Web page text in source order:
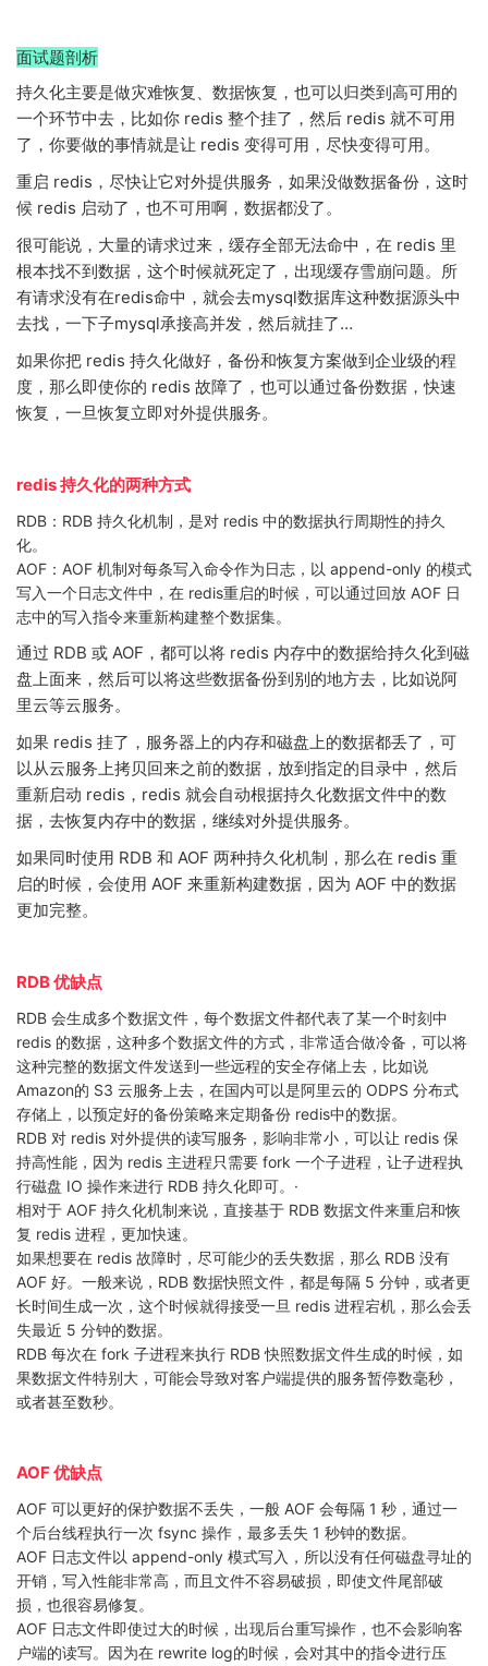
面试题剖析
持久化主要是做灾难恢复、数据恢复，也可以归类到高可用的
一个环节中去，比如你 redis 整个挂了，然后 redis 就不可用
了，你要做的事情就是让 redis 变得可用，尽快变得可用。
重启 redis，尽快让它对外提供服务，如果没做数据备份，这时
候 redis 启动了，也不可用啊，数据都没了。
很可能说，大量的请求过来，缓存全部无法命中，在 redis 里
根本找不到数据，这个时候就死定了，出现缓存雪崩问题。所
有请求没有在redis命中，就会去mysql数据库这种数据源头中
去找，一下子mysql承接高并发，然后就挂了…
如果你把 redis 持久化做好，备份和恢复方案做到企业级的程
度，那么即使你的 redis 故障了，也可以通过备份数据，快速
恢复，一旦恢复立即对外提供服务。
redis 持久化的两种方式
RDB：RDB 持久化机制，是对 redis 中的数据执行周期性的持久
化。
AOF：AOF 机制对每条写入命令作为日志，以 append-only 的模式
写入一个日志文件中，在 redis重启的时候，可以通过回放 AOF 日
志中的写入指令来重新构建整个数据集。
通过 RDB 或 AOF，都可以将 redis 内存中的数据给持久化到磁
盘上面来，然后可以将这些数据备份到别的地方去，比如说阿
里云等云服务。
如果 redis 挂了，服务器上的内存和磁盘上的数据都丢了，可
以从云服务上拷贝回来之前的数据，放到指定的目录中，然后
重新启动 redis，redis 就会自动根据持久化数据文件中的数
据，去恢复内存中的数据，继续对外提供服务。
如果同时使用 RDB 和 AOF 两种持久化机制，那么在 redis 重
启的时候，会使用 AOF 来重新构建数据，因为 AOF 中的数据
更加完整。
RDB 优缺点
RDB 会生成多个数据文件，每个数据文件都代表了某一个时刻中
redis 的数据，这种多个数据文件的方式，非常适合做冷备，可以将
这种完整的数据文件发送到一些远程的安全存储上去，比如说
Amazon的 S3 云服务上去，在国内可以是阿里云的 ODPS 分布式
存储上，以预定好的备份策略来定期备份 redis中的数据。
RDB 对 redis 对外提供的读写服务，影响非常小，可以让 redis 保
持高性能，因为 redis 主进程只需要 fork 一个子进程，让子进程执
行磁盘 IO 操作来进行 RDB 持久化即可。·
相对于 AOF 持久化机制来说，直接基于 RDB 数据文件来重启和恢
复 redis 进程，更加快速。
如果想要在 redis 故障时，尽可能少的丢失数据，那么 RDB 没有
AOF 好。一般来说，RDB 数据快照文件，都是每隔 5 分钟，或者更
长时间生成一次，这个时候就得接受一旦 redis 进程宕机，那么会丢
失最近 5 分钟的数据。
RDB 每次在 fork 子进程来执行 RDB 快照数据文件生成的时候，如
果数据文件特别大，可能会导致对客户端提供的服务暂停数毫秒，
或者甚至数秒。
AOF 优缺点
AOF 可以更好的保护数据不丢失，一般 AOF 会每隔 1 秒，通过一
个后台线程执行一次 fsync 操作，最多丢失 1 秒钟的数据。
AOF 日志文件以 append-only 模式写入，所以没有任何磁盘寻址的
开销，写入性能非常高，而且文件不容易破损，即使文件尾部破
损，也很容易修复。
AOF 日志文件即使过大的时候，出现后台重写操作，也不会影响客
户端的读写。因为在 rewrite log的时候，会对其中的指令进行压